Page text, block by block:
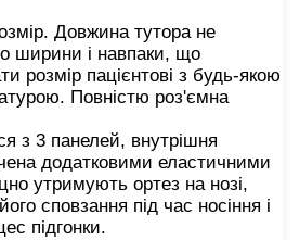
Довжина тутора не
ширини і навпаки, що
розмір пацієнтові з будь-якою
Повністю роз'ємна
з 3 панелей, внутрішня
додатковими еластичними
утримують ортез на нозі,
сповзання під час носіння і
підгонки.